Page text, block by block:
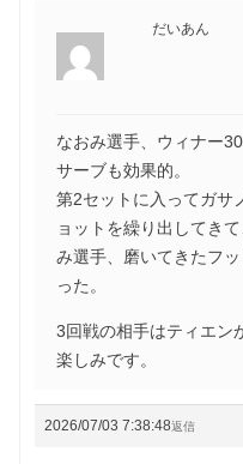
だいあん
なおみ選手、ウィナー
サーブも効果的。
第2セットに入ってガサ
ョットを繰り出してき
み選手、磨いてきたフ
った。
3回戦の相手はティエン
楽しみです。
2026/07/03 7:38:48返信